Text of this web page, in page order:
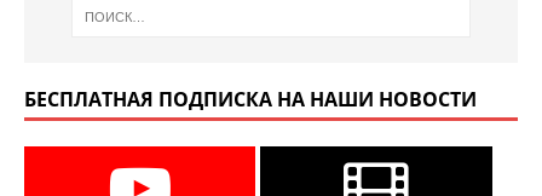
БЕСПЛАТНАЯ ПОДПИСКА НА НАШИ НОВОСТИ